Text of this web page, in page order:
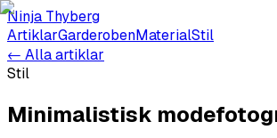
Ninja Thyberg
ArtiklarGarderobenMaterialStil
← Alla artiklar
Stil
Minimalistisk